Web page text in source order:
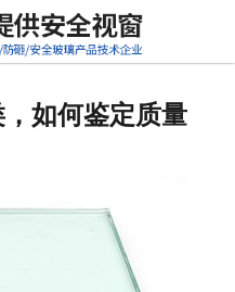
网站首页
行业标准
如何鉴定质量